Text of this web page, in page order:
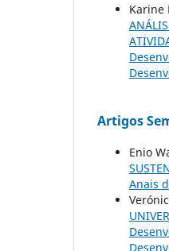
Karine
Artigos
Enio
Anais